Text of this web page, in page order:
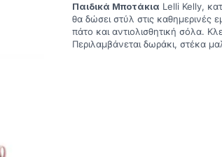
Παιδικά Μποτάκια Lelli Kelly,
θα δώσει στύλ στις καθημερινές
πάτο και αντιολισθητική σόλα.
Περιλαμβάνεται δωράκι, στέκα